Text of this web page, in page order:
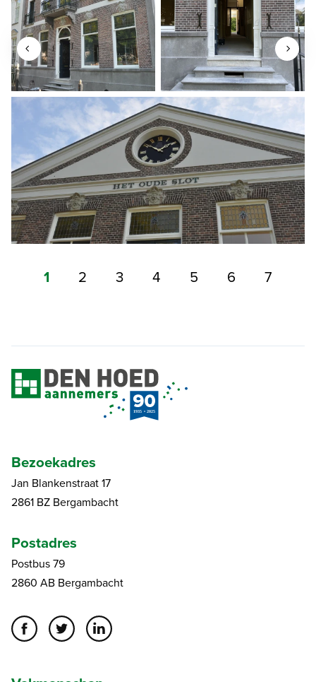
1 2 3 4 5 6 7
Bezoekadres
Jan Blankenstraat 17
2861 BZ Bergambacht
Postadres
Postbus 79
2860 AB Bergambacht